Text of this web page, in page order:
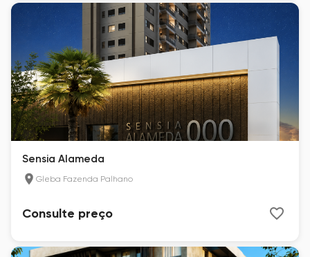
Sensia Alameda
Gleba Fazenda Palhano
Consulte preço